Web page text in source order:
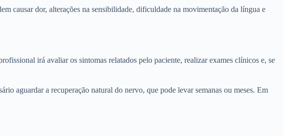
causar dor, alterações na sensibilidade, dificuldade na movimentação da língua e
irá avaliar os sintomas relatados pelo paciente, realizar exames clínicos e, se
aguardar a recuperação natural do nervo, que pode levar semanas ou meses. Em